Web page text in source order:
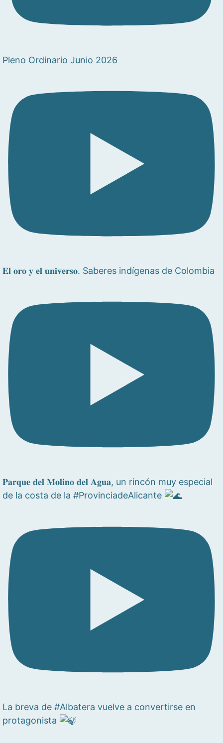
Pleno Ordinario Junio 2026
𝐄𝐥 𝐨𝐫𝐨 𝐲 𝐞𝐥 𝐮𝐧𝐢𝐯𝐞𝐫𝐬𝐨. Saberes indígenas de Colombia
𝐏𝐚𝐫𝐪𝐮𝐞 𝐝𝐞𝐥 𝐌𝐨𝐥𝐢𝐧𝐨 𝐝𝐞𝐥 𝐀𝐠𝐮𝐚, un rincón muy especial
de la costa de la #ProvinciadeAlicante
La breva de #Albatera vuelve a convertirse en
protagonista